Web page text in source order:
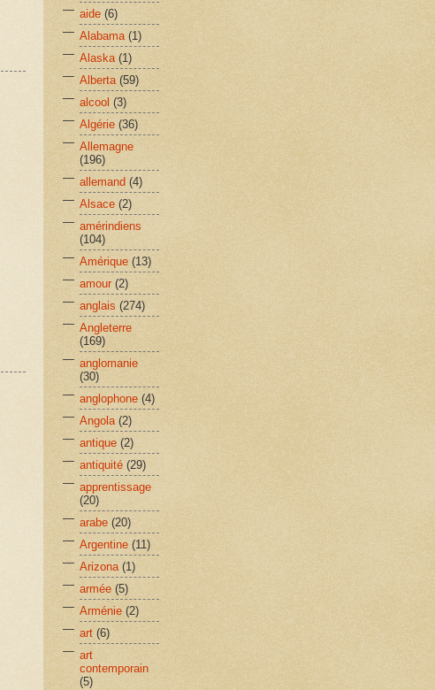
aide (6)
Alabama (1)
Alaska (1)
Alberta (59)
alcool (3)
Algérie (36)
Allemagne
(196)
allemand (4)
Alsace (2)
amérindiens
(104)
Amérique (13)
amour (2)
anglais (274)
Angleterre
(169)
anglomanie
(30)
anglophone (4)
Angola (2)
antique (2)
antiquité (29)
apprentissage
(20)
arabe (20)
Argentine (11)
Arizona (1)
armée (5)
Arménie (2)
art (6)
art
contemporain
(5)